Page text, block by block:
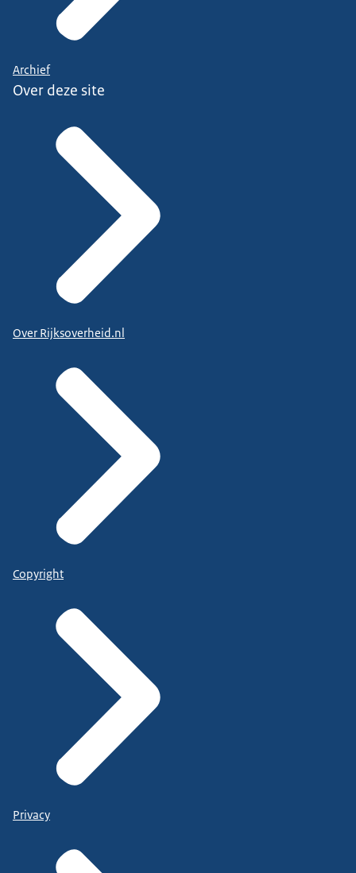
Archief
Over deze site
Over Rijksoverheid.nl
Copyright
Privacy